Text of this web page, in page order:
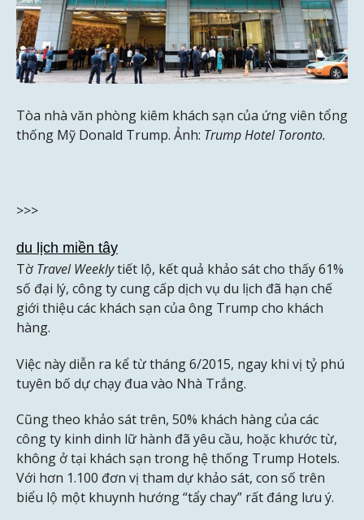
Tòa nhà văn phòng kiêm khách sạn của ứng viên tổng
thống Mỹ Donald Trump. Ảnh: Trump Hotel Toronto.
>>>
du lịch miền tây
Tờ Travel Weeklytiết lộ, kết quả khảo sát cho thấy 61%
số đại lý, công ty cung cấp dịch vụ du lịch đã hạn chế
giới thiệu các khách sạn của ông Trump cho khách
hàng.
Việc này diễn ra kể từ tháng 6/2015, ngay khi vị tỷ phú
tuyên bố dự chạy đua vào Nhà Trắng.
Cũng theo khảo sát trên, 50% khách hàng của các
công ty kinh dinh lữ hành đã yêu cầu, hoặc khước từ,
không ở tại khách sạn trong hệ thống Trump Hotels.
Với hơn 1.100 đơn vị tham dự khảo sát, con số trên
biểu lộ một khuynh hướng “tẩy chay” rất đáng lưu ý.